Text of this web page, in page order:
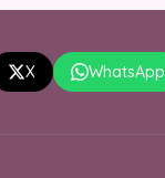
X WhatsApp